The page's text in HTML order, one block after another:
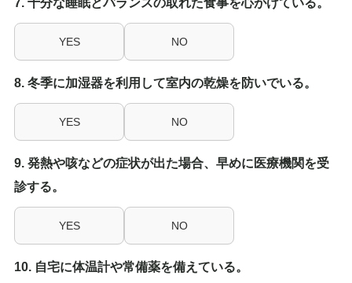
7. 十分な睡眠とバランスの取れた食事を心がけている。
YES NO
8. 冬季に加湿器を利用して室内の乾燥を防いでいる。
YES NO
9. 発熱や咳などの症状が出た場合、早めに医療機関を受
診する。
YES NO
10. 自宅に体温計や常備薬を備えている。